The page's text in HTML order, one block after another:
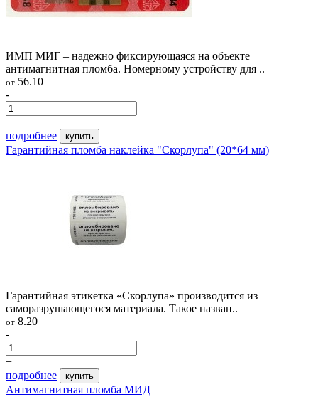
ИМП МИГ – надежно фиксирующаяся на объекте
антимагнитная пломба. Номерному устройству для ..
от 56.10
-
+
подробнее
купить
Гарантийная пломба наклейка "Скорлупа" (20*64 мм)
Гарантийная этикетка «Скорлупа» производится из
саморазрушающегося материала. Такое назван..
от 8.20
-
+
подробнее
купить
Антимагнитная пломба МИД